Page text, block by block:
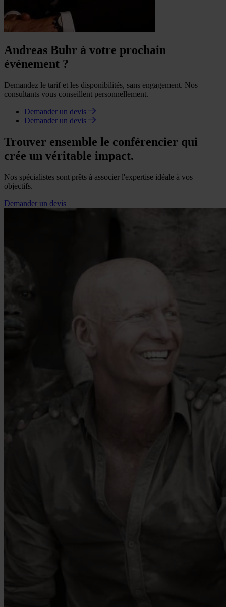
Andreas Buhr à votre prochain
événement ?
Demandez le tarif et les disponibilités, sans engagement. Nos
consultants vous conseillent personnellement.
Demander un devis
Demander un devis
Trouver ensemble le conférencier qui
crée un véritable impact.
Nos spécialistes sont prêts à associer l'expertise idéale à vos
objectifs.
Demander un devis